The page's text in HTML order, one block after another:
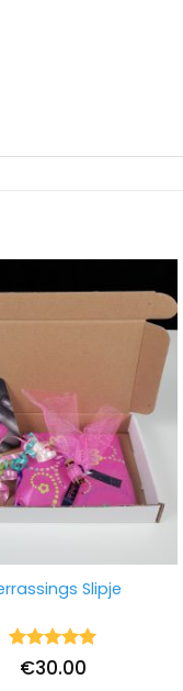
Slipje
Waardering
uit 5
€30.00